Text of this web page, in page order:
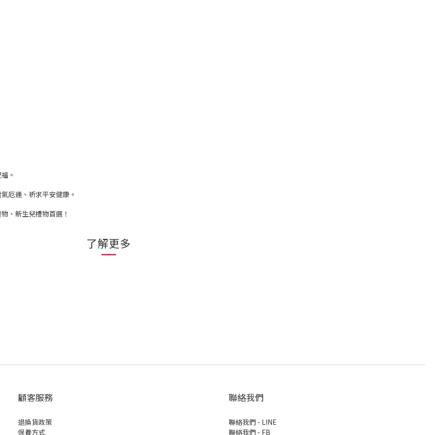
。
厄運、祈求平安健康。
、新生兒禮物首選！
了解更多
顧客服務
退換貨政策
保養方式
聯絡我們
聯絡我們 - LINE
聯絡我們 - FB